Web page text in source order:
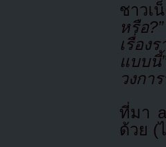
ชาวเ
หรือ?”
เรื่อง
แบบนี้”
วงกา
ที่มา
ด้วย (